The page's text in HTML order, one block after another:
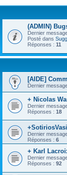
(ADMIN)
Dernier
Posté dans
Réponses : 11
[AIDE]
Dernier
+ Nicolas
Dernier
Réponses : 18
Dernier
Réponses : 6
+ Karl
Dernier
Réponses : 92